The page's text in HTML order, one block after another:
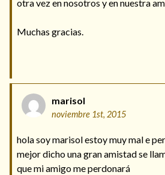
otra vez en nosotros y en nuestra
Muchas gracias.
marisol
noviembre 1st, 2015
hola soy marisol estoy muy mal e
mejor dicho una gran amistad se
que mi amigo me perdonará